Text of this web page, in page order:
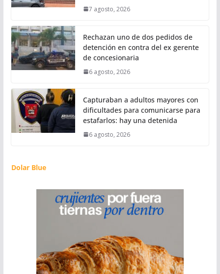
7 agosto, 2026
Rechazan uno de dos pedidos de
detención en contra del ex gerente
de concesionaria
6 agosto, 2026
Capturaban a adultos mayores con
dificultades para comunicarse para
estafarlos: hay una detenida
6 agosto, 2026
Dolar Blue